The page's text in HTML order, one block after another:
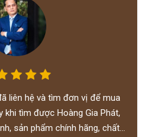
liên hệ và tìm đơn vị để mua
khi tìm được Hoàng Gia Phát,
sản phẩm chính hãng, chất